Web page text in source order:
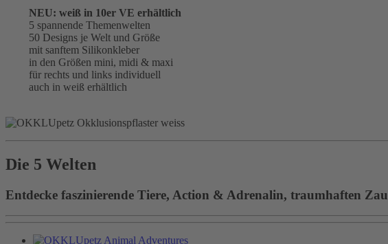
NEU: weiß in 10er VE erhältlich
5 spannende Themenwelten
50 Designs je Welt und Größe
mit sanftem Silikonkleber
in den Größen mini, midi & maxi
für rechts und links individuell
auch in weiß erhältlich
Die 5 Welten
Entdecke faszinierende Tiere, Action & Adrenalin, traumhaften